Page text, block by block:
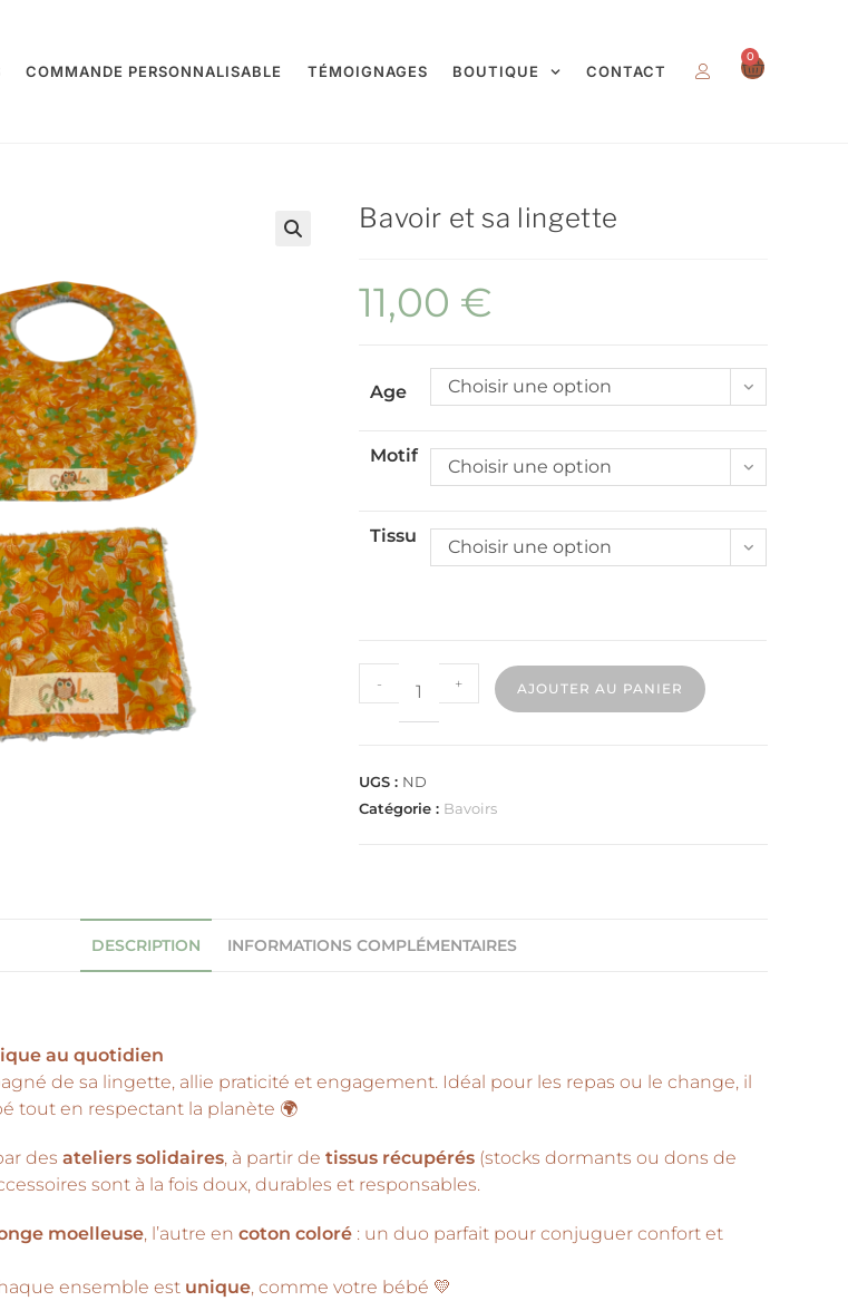
COMMANDE PERSONNALISABLE TÉMOIGNAGES BOUTIQUE CONTACT
0
Bavoir et sa lingette
11,00 €
Age Choisir une option
Motif
Choisir une option
Tissu
Choisir une option
- + AJOUTER AU PANIER
UGS : ND
Catégorie : Bavoirs
DESCRIPTION INFORMATIONS COMPLÉMENTAIRES
au quotidien
de sa lingette, allie praticité et engagement. Idéal pour les repas ou le change, il
tout en respectant la planète 🌍
des ateliers solidaires, à partir de tissus récupérés (stocks dormants ou dons de
sont à la fois doux, durables et responsables.
moelleuse, l’autre en coton coloré : un duo parfait pour conjuguer confort et
ensemble est unique, comme votre bébé 💛